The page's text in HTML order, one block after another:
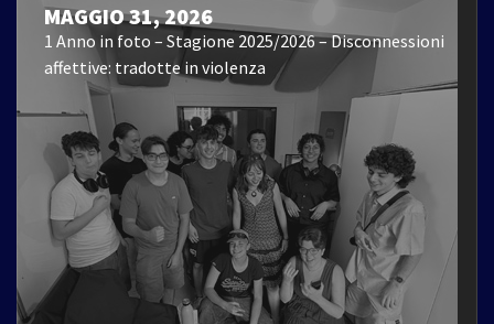
MAGGIO 31, 2026
1 Anno in foto – Stagione 2025/2026 – Disconnessioni
affettive: tradotte in violenza